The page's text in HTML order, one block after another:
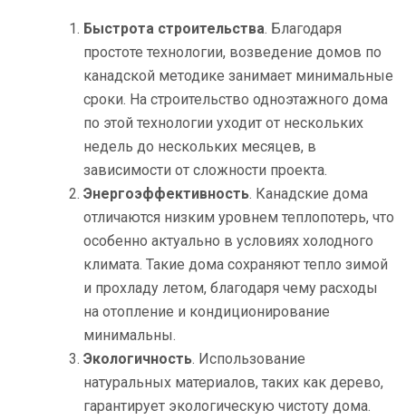
Быстрота строительства. Благодаря
простоте технологии, возведение домов по
канадской методике занимает минимальные
сроки. На строительство одноэтажного дома
по этой технологии уходит от нескольких
недель до нескольких месяцев, в
зависимости от сложности проекта.
Энергоэффективность. Канадские дома
отличаются низким уровнем теплопотерь, что
особенно актуально в условиях холодного
климата. Такие дома сохраняют тепло зимой
и прохладу летом, благодаря чему расходы
на отопление и кондиционирование
минимальны.
Экологичность. Использование
натуральных материалов, таких как дерево,
гарантирует экологическую чистоту дома.